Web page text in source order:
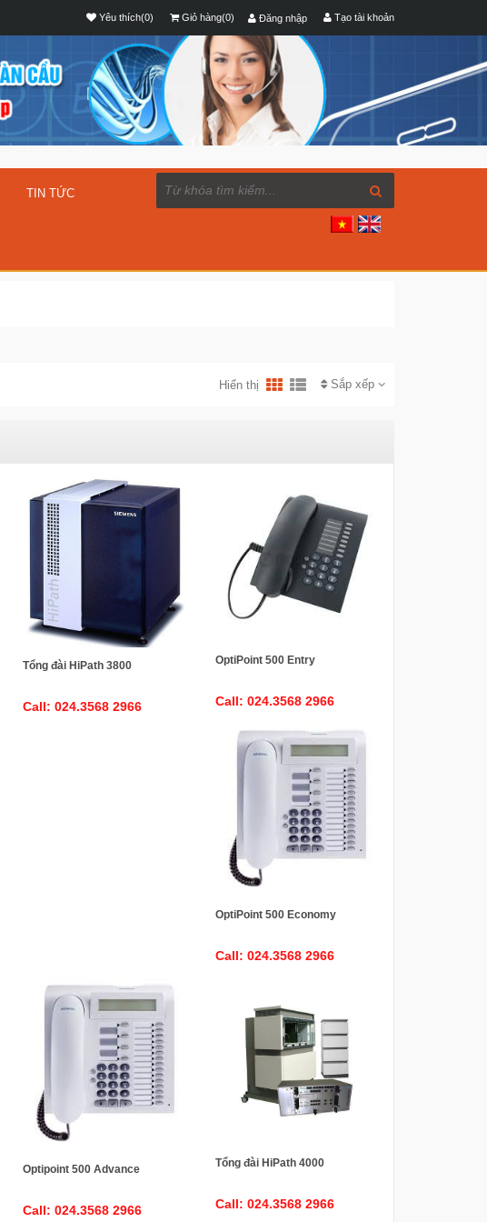
Đăng nhập Tạo tài khoản
Yêu thích(0) Giỏ hàng(0)
TIN TỨC
Sắp xếp
Hiển thị
Tổng đài HiPath 3800
Call: 024.3568 2966
OptiPoint 500 Entry
Call: 024.3568 2966
OptiPoint 500 Economy
Call: 024.3568 2966
Optipoint 500 Advance
Call: 024.3568 2966
Tổng đài HiPath 4000
Call: 024.3568 2966